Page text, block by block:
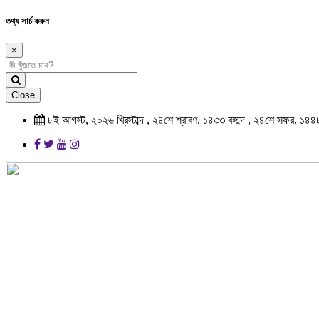
তথ্য সার্চ করুন
×
Close
৮ই আগস্ট, ২০২৬ খ্রিস্টাব্দ , ২৪শে শ্রাবণ, ১৪৩৩ বঙ্গাব্দ , ২৪শে সফর,